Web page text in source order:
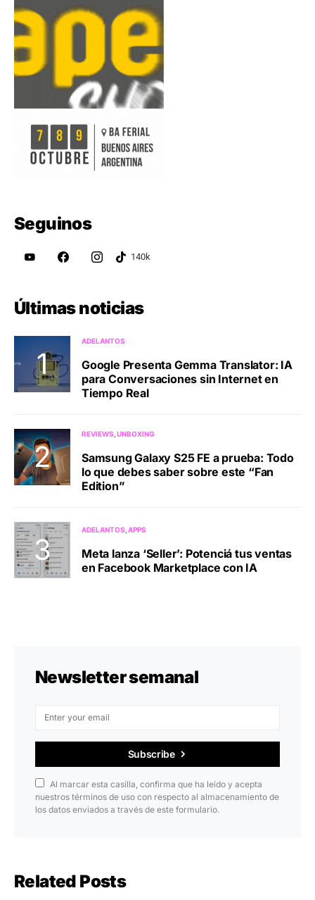
Seguinos
Últimas noticias
ADELANTOS
Google Presenta Gemma Translator: IA
para Conversaciones sin Internet en
Tiempo Real
REVIEWS UNBOXING
Samsung Galaxy S25 FE a prueba: Todo
lo que debes saber sobre este “Fan
Edition”
ADELANTOS APPS
Meta lanza ‘Seller’: Potenciá tus ventas
en Facebook Marketplace con IA
Newsletter semanal
Subscribe
Al marcar esta casilla, confirma que ha leído y acepta
nuestros términos de uso con respecto al almacenamiento de
los datos enviados a través de este formulario.
Related Posts